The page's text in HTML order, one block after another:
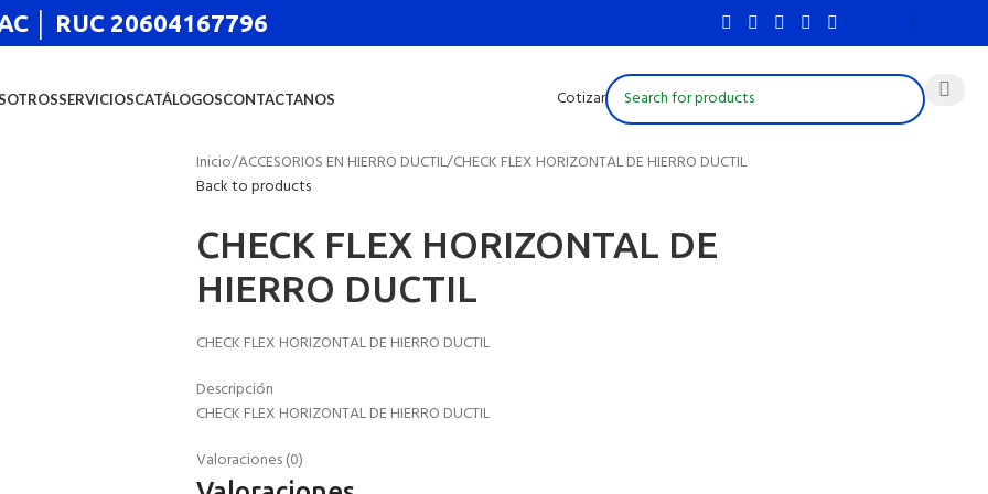
│ RUC 20604167796
SERVICIOSCATÁLOGOSCONTACTANOS Cotizar
Inicio ACCESORIOS EN HIERRO DUCTIL CHECK FLEX HORIZONTAL DE HIERRO DUCTIL
Back to products
CHECK FLEX HORIZONTAL DE
HIERRO DUCTIL
CHECK FLEX HORIZONTAL DE HIERRO DUCTIL
Descripción
CHECK FLEX HORIZONTAL DE HIERRO DUCTIL
Valoraciones (0)